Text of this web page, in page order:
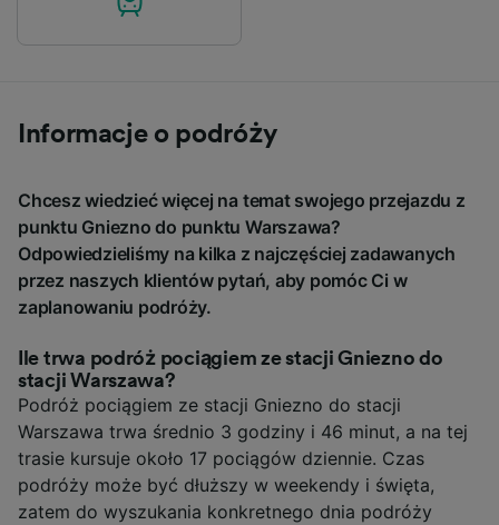
Informacje o podróży
Chcesz wiedzieć więcej na temat swojego przejazdu z
punktu Gniezno do punktu Warszawa?
Odpowiedzieliśmy na kilka z najczęściej zadawanych
przez naszych klientów pytań, aby pomóc Ci w
zaplanowaniu podróży.
Ile trwa podróż pociągiem ze stacji Gniezno do
stacji Warszawa?
Podróż pociągiem ze stacji Gniezno do stacji
Warszawa trwa średnio 3 godziny i 46 minut, a na tej
trasie kursuje około 17 pociągów dziennie. Czas
podróży może być dłuższy w weekendy i święta,
zatem do wyszukania konkretnego dnia podróży